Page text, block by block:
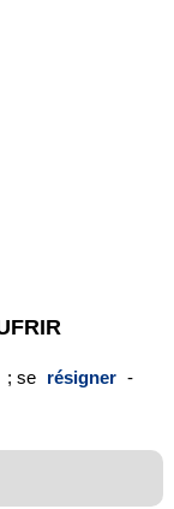
; se résigner -